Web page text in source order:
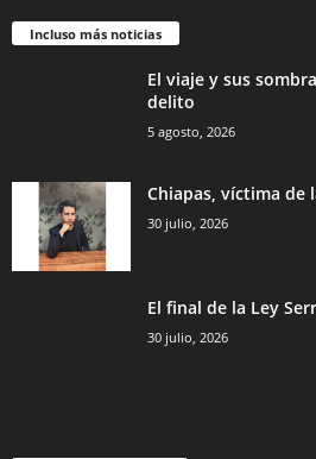
Incluso más noticias
El viaje y sus
delito
5 agosto, 2026
Chiapas, víctima de
30 julio, 2026
El final de la Ley
30 julio, 2026